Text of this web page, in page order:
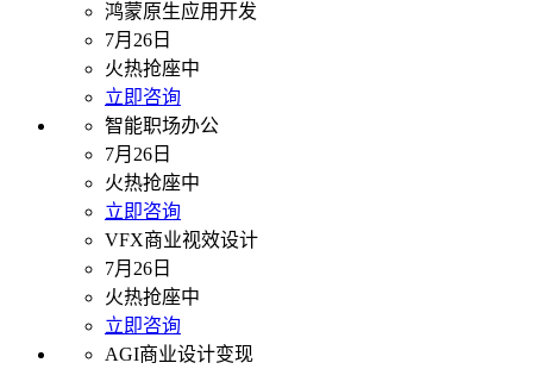
鸿蒙原生应用开发
7月26日
火热抢座中
立即咨询
智能职场办公
7月26日
火热抢座中
立即咨询
VFX商业视效设计
7月26日
火热抢座中
立即咨询
AGI商业设计变现